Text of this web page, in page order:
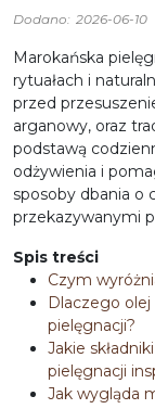
Dodano: 2026-06-10
Marokańska
rytuałach i
przed
arganowy, oraz
podstawą
odżywienia i
sposoby dbania o
przekazywanymi
Spis treści
Czym
Dlaczego
pielęgnacji?
Jakie
pielęgnacji
Jak wygląda